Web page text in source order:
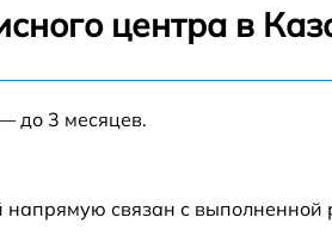
от 60 мин
центра в
до 3 месяцев.
связан с